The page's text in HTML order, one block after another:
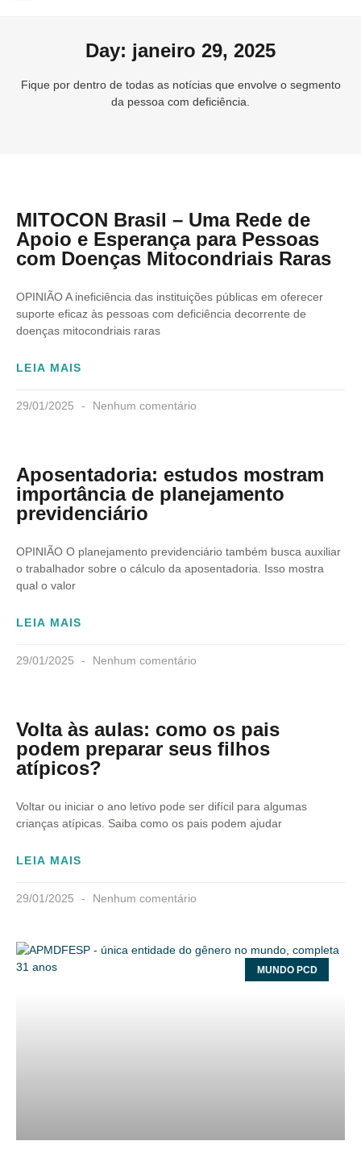
Day: janeiro 29, 2025
Fique por dentro de todas as notícias que envolve o segmento
da pessoa com deficiência.
MITOCON Brasil – Uma Rede de
Apoio e Esperança para Pessoas
com Doenças Mitocondriais Raras
OPINIÃO A ineficiência das instituições públicas em oferecer
suporte eficaz às pessoas com deficiência decorrente de
doenças mitocondriais raras
LEIA MAIS
29/01/2025 Nenhum comentário
Aposentadoria: estudos mostram
importância de planejamento
previdenciário
OPINIÃO O planejamento previdenciário também busca auxiliar
o trabalhador sobre o cálculo da aposentadoria. Isso mostra
qual o valor
LEIA MAIS
29/01/2025 Nenhum comentário
Volta às aulas: como os pais
podem preparar seus filhos
atípicos?
Voltar ou iniciar o ano letivo pode ser difícil para algumas
crianças atípicas. Saiba como os pais podem ajudar
LEIA MAIS
29/01/2025 Nenhum comentário
MUNDO PCD